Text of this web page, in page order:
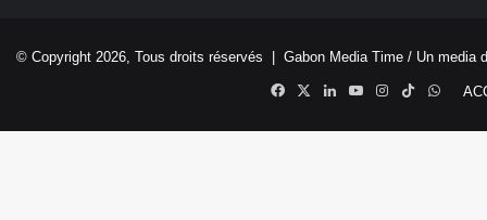
© Copyright 2026, Tous droits réservés | Gabon Media Time / Un media
Facebook
X LinkedinYouTubeInstagram
TikTok